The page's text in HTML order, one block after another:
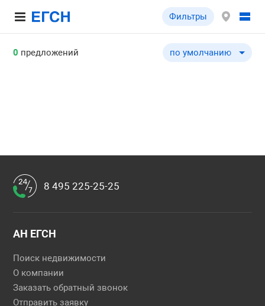
Фильтры
0 предложений по умолчанию
по умолчанию
8 495 225-25-25
АН ЕГСН
Поиск недвижимости
О компании
Заказать обратный звонок
Отправить заявку